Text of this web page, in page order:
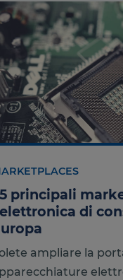
principali
di
ampliare la